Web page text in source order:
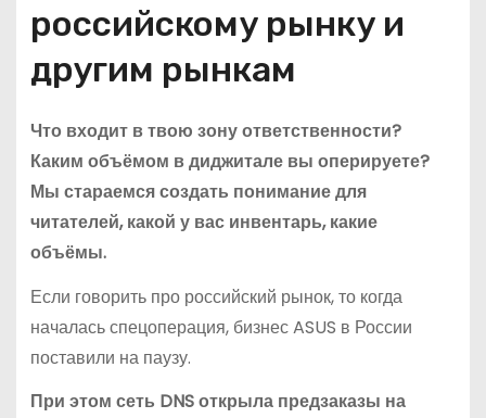
российскому рынку и
другим рынкам
Что входит в твою зону ответственности?
Каким объёмом в диджитале вы оперируете?
Мы стараемся создать понимание для
читателей, какой у вас инвентарь, какие
объёмы.
Если говорить про российский рынок, то когда
началась спецоперация, бизнес ASUS в России
поставили на паузу.
При этом сеть DNS открыла предзаказы на